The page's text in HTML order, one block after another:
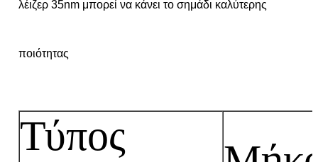
λέιζερ 35nm μπορεί να κάνει το σημάδι καλύτερης
ποιότητας
Τύπος